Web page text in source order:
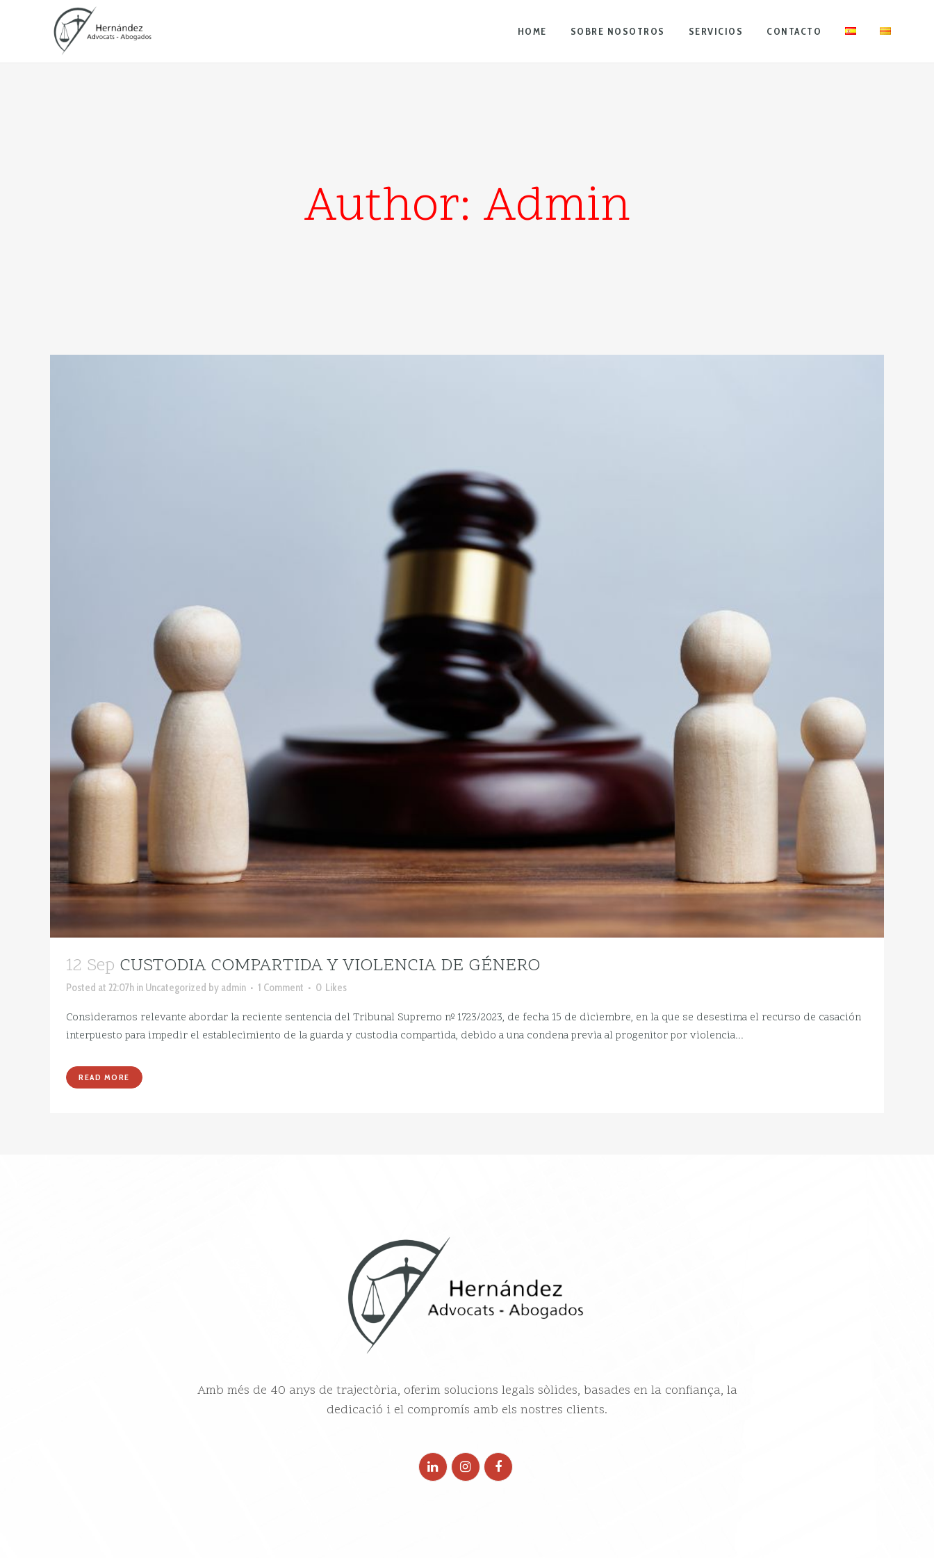
HOME SOBRE NOSOTROS SERVICIOS CONTACTO
Author: Admin
12 Sep CUSTODIA COMPARTIDA Y VIOLENCIA DE GÉNERO
Posted at 22:07h in Uncategorized by admin 1 Comment 0 Likes
Consideramos relevante abordar la reciente sentencia del Tribunal Supremo nº 1723/2023, de fecha 15 de diciembre, en la que se desestima el recurso de casación
interpuesto para impedir el establecimiento de la guarda y custodia compartida, debido a una condena previa al progenitor por violencia...
READ MORE
Amb més de 40 anys de trajectòria, oferim solucions legals sòlides, basades en la confiança, la
dedicació i el compromís amb els nostres clients.